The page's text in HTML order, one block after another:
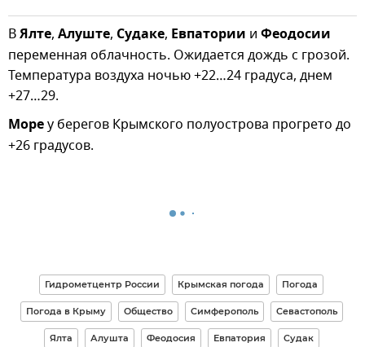
ВЯлте, Алуште, Судаке, Евпатории и Феодосии
переменная облачность. Ожидается дождь с грозой.
Температура воздуха ночью +22…24 градуса, днем
+27…29.
Мореу берегов Крымского полуострова прогрето до
+26 градусов.
Гидрометцентр России Крымская погода Погода
Погода в Крыму Общество Симферополь Севастополь
Ялта Алушта Феодосия Евпатория Судак